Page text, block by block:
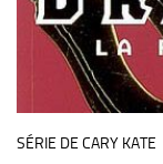
SÉRIE DE CARY KATE